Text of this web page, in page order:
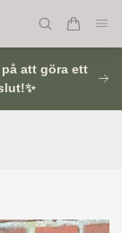
på att göra ett